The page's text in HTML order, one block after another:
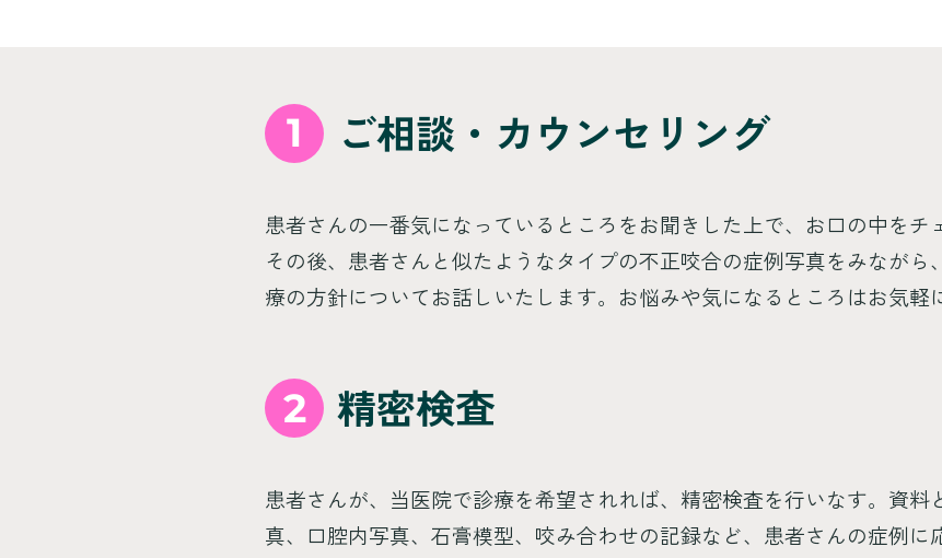
1 ご相談・カウンセリング
患者さんの一番気になっているところをお聞きした上で、お口の中をチ
その後、患者さんと似たようなタイプの不正咬合の症例写真をみながら
療の方針についてお話しいたします。お悩みや気になるところはお気軽
2 精密検査
患者さんが、当医院で診療を希望されれば、精密検査を行いなす。資料
真、口腔内写真、石膏模型、咬み合わせの記録など、患者さんの症例に